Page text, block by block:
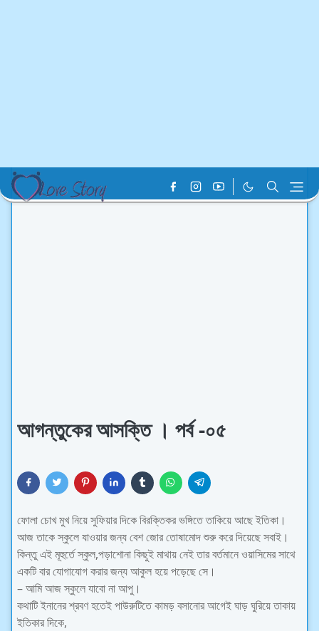
আগন্তুকের আসক্তি । পর্ব -০৫
ফোলা চোখ মুখ নিয়ে সুফিয়ার দিকে বিরক্তিকর ভঙ্গিতে তাকিয়ে আছে ইতিকা।
আজ তাকে স্কুলে যাওয়ার জন্য বেশ জোর তোষামোদ শুরু করে দিয়েছে সবাই।
কিন্তু এই মূহুর্তে স্কুল,পড়াশোনা কিছুই মাথায় নেই তার বর্তমানে ওয়াসিমের সাথে
একটি বার যোগাযোগ করার জন্য আকুল হয়ে পড়েছে সে।
– আমি আজ স্কুলে যাবো না আপু।
কথাটি ইনানের শ্রবণ হতেই পাউরুটিতে কামড় বসানোর আগেই ঘাড় ঘুরিয়ে তাকায়
ইতিকার দিকে,